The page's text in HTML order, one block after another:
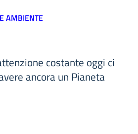
AMBIENTE
costante oggi ci
ancora un Pianeta